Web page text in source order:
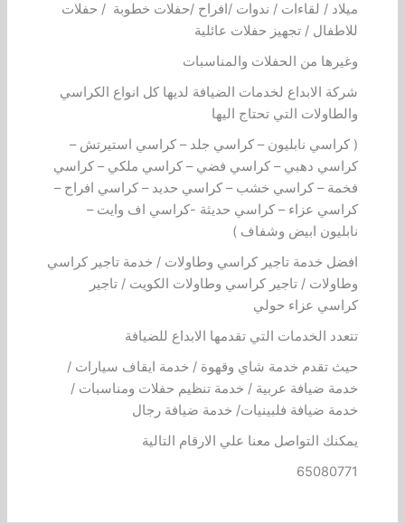
ميلاد / لقاءات / ندوات /افراح /حفلات خطوبة / حفلات
للاطفال / تجهيز حفلات عائلية
وغيرها من الحفلات والمناسبات
شركة الابداع لخدمات الضيافة لديها كل انواع الكراسي
والطاولات التي تحتاج اليها
( كراسي نابليون – كراسي جلد – كراسي استيرتش –
كراسي دهبي – كراسي فضي – كراسي ملكي – كراسي
فخمة – كراسي خشب – كراسي حديد – كراسي افراح –
كراسي عزاء – كراسي حديثة -كراسي اف وايت –
نابليون ابيض وشفاف )
افضل خدمة تاجير كراسي وطاولات / خدمة تاجير كراسي
وطاولات / تاجير كراسي وطاولات الكويت / تاجير
كراسي عزاء حولي
تتعدد الخدمات التي تقدمها الابداع للضيافة
حيث تقدم خدمة شاي وقهوة / خدمة ايقاف سيارات /
خدمة ضيافة عربية / خدمة تنظيم حفلات ومناسبات /
خدمة ضيافة فلبينيات/ خدمة ضيافة رجال
يمكنك التواصل معنا علي الارقام التالية
65080771